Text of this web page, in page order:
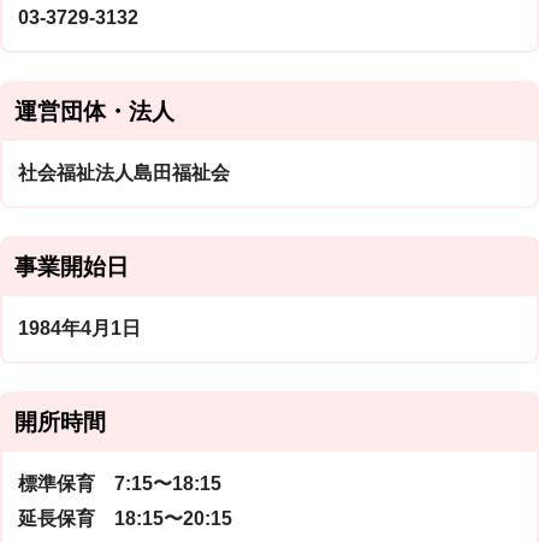
03-3729-3132
運営団体・法人
社会福祉法人島田福祉会
事業開始日
1984年4月1日
開所時間
標準保育 7:15〜18:15
延長保育 18:15〜20:15